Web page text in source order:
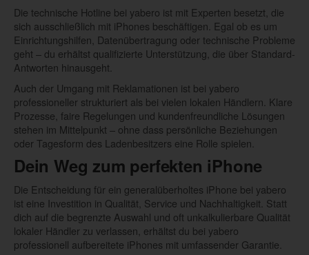
Die technische Hotline bei yabero ist mit Experten besetzt, die
sich ausschließlich mit iPhones beschäftigen. Egal ob es um
Einrichtungshilfen, Datenübertragung oder technische Probleme
geht – du erhältst qualifizierte Unterstützung, die über Standard-
Antworten hinausgeht.
Auch der Umgang mit Reklamationen ist bei yabero
professioneller strukturiert als bei vielen lokalen Händlern. Klare
Prozesse, faire Regelungen und kundenfreundliche Lösungen
stehen im Mittelpunkt – ohne dass persönliche Beziehungen
oder Tagesform des Ladenbesitzers eine Rolle spielen.
Dein Weg zum perfekten iPhone
Die Entscheidung für ein generalüberholtes iPhone bei yabero
ist eine Investition in Qualität, Service und Nachhaltigkeit. Statt
dich auf die begrenzte Auswahl und oft unkalkulierbare Qualität
lokaler Händler zu verlassen, erhältst du bei yabero
professionell aufbereitete iPhones mit umfassender Garantie.